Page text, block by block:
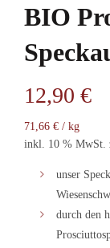
BIO
12,90 €
71,66 € / kg
inkl. 10 % MwSt.
unser
durch den